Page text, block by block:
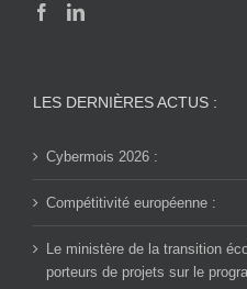
LES DERNIÈRES ACTUS :
Cybermois 2026 :
Compétitivité européenne :
Le ministère de la transition
porteurs de projets sur le